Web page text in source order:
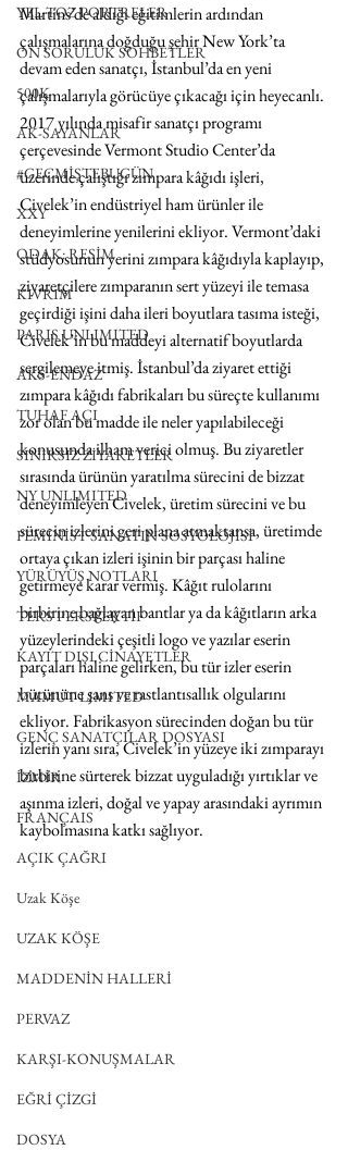
YEL TOZ PORTRELER
ON SORULUK SOHBETLER
500K
AK-SAYANLAR
#GEÇMİŞTEBUGÜN
XXY
ODAK: RESİM
KIVRIM
PARIS UNLIMITED
AKS-ENDAZ
TUHAF AÇI
SINIRSIZ ZİYARETLER
NY UNLIMITED
FEMİNİST SANATIN SOSYOLOJİSİ
YÜRÜYÜŞ NOTLARI
TERS PERSPEKTİF
KAYIT DIŞI CİNAYETLER
MAMUT LIMITED
GENÇ SANATÇILAR DOSYASI
İZMİR
FRANÇAIS
AÇIK ÇAĞRI
Uzak Köşe
UZAK KÖŞE
MADDENİN HALLERİ
PERVAZ
KARŞI-KONUŞMALAR
EĞRİ ÇİZGİ
DOSYA
Martins’de aldığı eğitimlerin ardından
çalışmalarına doğduğu şehir New York’ta
devam eden sanatçı, İstanbul’da en yeni
çalışmalarıyla görücüye çıkacağı için heyecanlı.
2017 yılında misafir sanatçı programı
çerçevesinde Vermont Studio Center’da
üzerinde çalıştığı zımpara kâğıdı işleri,
Civelek’in endüstriyel ham ürünler ile
deneyimlerine yenilerini ekliyor. Vermont’daki
stüdyosunun yerini zımpara kâğıdıyla kaplayıp,
ziyaretçilere zımparanın sert yüzeyi ile temasa
geçirdiği işini daha ileri boyutlara tasıma isteği,
Civelek’in bu maddeyi alternatif boyutlarda
sergilemeye itmiş. İstanbul’da ziyaret ettiği
zımpara kâğıdı fabrikaları bu süreçte kullanımı
zor olan bu madde ile neler yapılabileceği
konusunda ilham verici olmuş. Bu ziyaretler
sırasında ürünün yaratılma sürecini de bizzat
deneyimleyen Civelek, üretim sürecini ve bu
sürecin izlerini geri plana atmaktansa, üretimde
ortaya çıkan izleri işinin bir parçası haline
getirmeye karar vermiş. Kâğıt rulolarını
birbirine bağlayan bantlar ya da kâğıtların arka
yüzeylerindeki çeşitli logo ve yazılar eserin
parçaları haline gelirken, bu tür izler eserin
bütününe şans ve rastlantısallık olgularını
ekliyor. Fabrikasyon sürecinden doğan bu tür
izlerin yanı sıra, Civelek’in yüzeye iki zımparayı
birbirine sürterek bizzat uyguladığı yırtıklar ve
aşınma izleri, doğal ve yapay arasındaki ayrımın
kaybolmasına katkı sağlıyor.